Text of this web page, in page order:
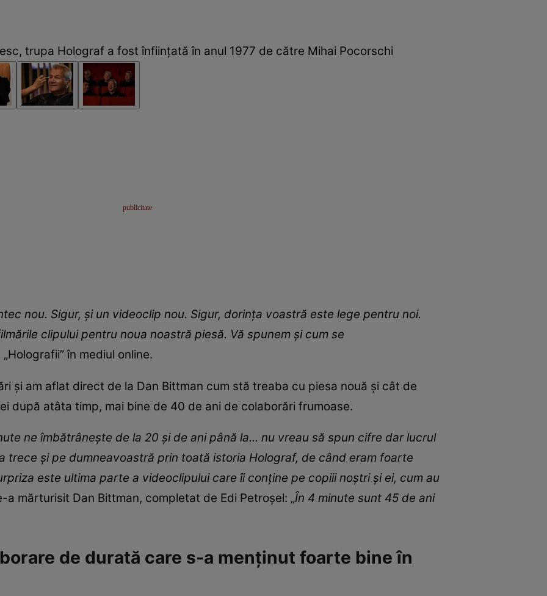
trupa Holograf a fost înființată în anul 1977 de către Mihai Pocorschi
nou. Sigur, și un videoclip nou. Sigur, dorința voastră este lege pentru noi.
clipului pentru noua noastră piesă. Vă spunem și cum se
în mediul online.
și am aflat direct de la Dan Bittman cum stă treaba cu piesa nouă și cât de
după atâta timp, mai bine de 40 de ani de colaborări frumoase.
ne îmbătrânește de la 20 și de ani până la... nu vreau să spun cifre dar lucrul
trece și pe dumneavoastră prin toată istoria Holograf, de când eram foarte
este ultima parte a videoclipului care îi conține pe copiii noștri și ei, cum au
a mărturisit Dan Bittman, completat de Edi Petroșel: „În 4 minute sunt 45 de ani
de durată care s-a menținut foarte bine în